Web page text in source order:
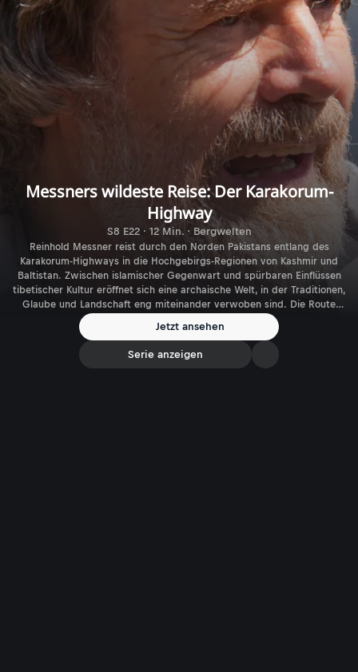
Messners wildeste Reise: Der Karakorum-
Highway
S8 E22 · 12 Min. · Bergwelten
Reinhold Messner reist durch den Norden Pakistans entlang des
Karakorum-Highways in die Hochgebirgs-Regionen von Kashmir und
Baltistan. Zwischen islamischer Gegenwart und spürbaren Einflüssen
tibetischer Kultur eröffnet sich eine archaische Welt, in der Traditionen,
Glaube und Landschaft eng miteinander verwoben sind. Die Route
führt rund um den Nanga Parbat, einen Berg von besonderer
persönlicher Bedeutung für Messner.
Jetzt ansehen
Serie anzeigen